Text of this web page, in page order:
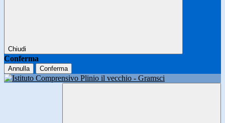
Chiudi
Conferma
Annulla Conferma